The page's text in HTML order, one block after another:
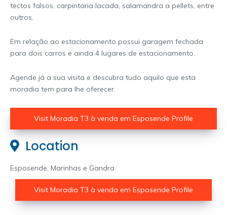
tectos falsos, carpintaria lacada, salamandra a pellets, entre
outros.
Em relação ao estacionamento possui garagem fechada
para dois carros e ainda 4 lugares de estacionamento.
Agende já a sua visita e descubra tudo aquilo que esta
moradia tem para lhe oferecer.
Visit Moradia T3 à venda em Esposende Profile
Location
Esposende, Marinhas e Gandra
Visit Moradia T3 à venda em Esposende Profile